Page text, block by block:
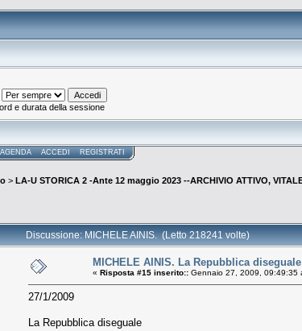
e durata della sessione
AGENDA ACCEDI REGISTRATI
> LA-U STORICA 2 -Ante 12 maggio 2023 --ARCHIVIO ATTIVO,
Discussione: MICHELE AINIS. (Letto 218241 volte)
MICHELE AINIS. La Repubblica diseguale
« Risposta #15 inserito:: Gennaio 27, 2009, 09:49:35
27/1/2009
La Repubblica diseguale